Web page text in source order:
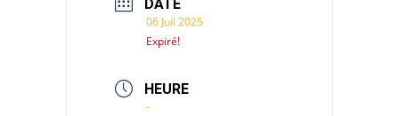
DATE
06 Juil 2025
Expiré!
HEURE
-